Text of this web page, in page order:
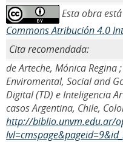
Esta obra
Commons Atribución 4.0
Cita recomendada:
de Arteche, Mónica Regina
Enviromental, Social and
Digital (TD) e Inteligencia
casos Argentina, Chile,
http://biblio.unvm.edu.ar/